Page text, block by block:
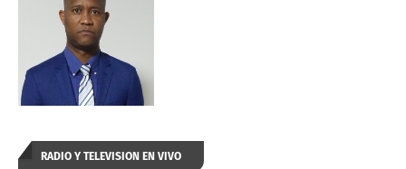
RADIO Y TELEVISION EN VIVO